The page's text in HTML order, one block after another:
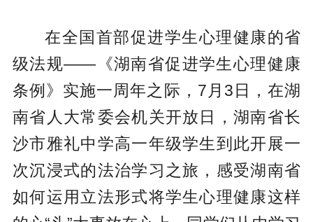
在全国首部促进学生心理健康的省
级法规——《湖南省促进学生心理健康
条例》实施一周年之际，7月3日，在湖
南省人大常委会机关开放日，湖南省长
沙市雅礼中学高一年级学生到此开展一
次沉浸式的法治学习之旅，感受湖南省
如何运用立法形式将学生心理健康这样